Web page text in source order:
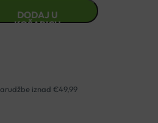
DODAJ U
KOŠARICU
iznad €49,99